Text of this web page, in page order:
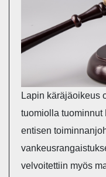
Lapin käräjäoikeus
tuomiolla tuominnut
entisen
velvoitettiin myös